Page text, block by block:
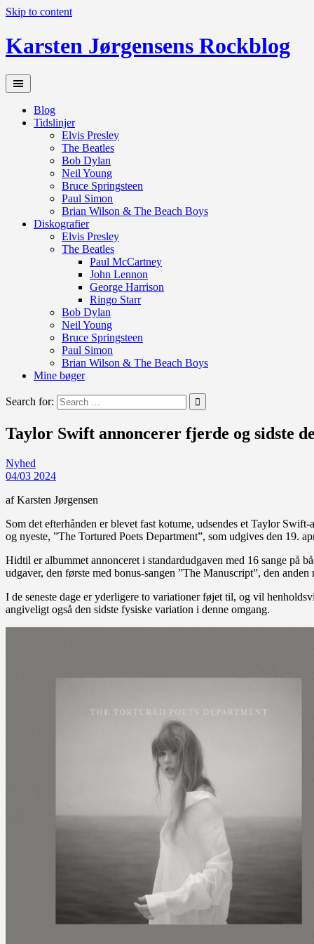
Skip to content
Karsten Jørgensens Rockblog
Blog
Tidslinjer
Elvis Presley
The Beatles
Bob Dylan
Neil Young
Bruce Springsteen
Paul Simon
Brian Wilson & The Beach Boys
Diskografier
Elvis Presley
The Beatles
Paul McCartney
John Lennon
George Harrison
Ringo Starr
Bob Dylan
Neil Young
Bruce Springsteen
Paul Simon
Brian Wilson & The Beach Boys
Mine bøger
Search for:
Taylor Swift annoncerer fjerde og sidste
Nyhed
04/03 2024
af Karsten Jørgensen
Som det efterhånden er blevet fast kotume, udsendes et Taylor
og nyeste, ”The Tortured Poets Department”, som udgives den 19.
Hidtil er albummet annonceret i standardudgaven med 16 sange på
udgaver, den første med bonus-sangen ”The Manuscript”, den
I de seneste dage er yderligere to variationer føjet til, og vil
angiveligt også den sidste fysiske variation i denne omgang.